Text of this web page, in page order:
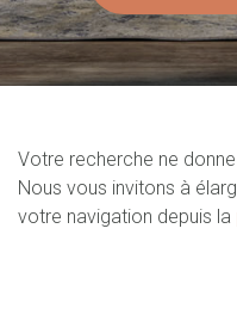
Votre recherche ne
Nous vous invitons à
votre navigation depuis la